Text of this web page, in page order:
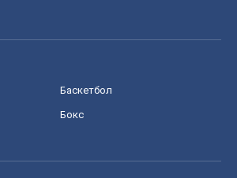
Баскетбол
Бокс